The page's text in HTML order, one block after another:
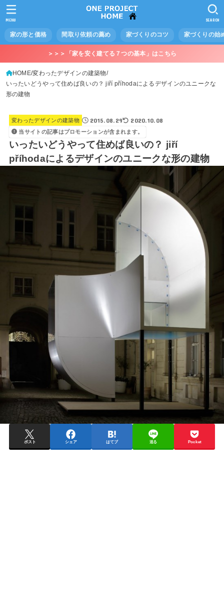
家の形と価格 間取り依頼の薦め 家づくりのコツ 家づくりの始
SEARCH
MENU
＞＞＞「家を安く建てる７つの基本」はこちら
HOME 変わったデザインの建築物
いったいどうやって住めば良いの？ jiří příhodaによるデザインのユニークな
形の建物
変わったデザインの建築物 2015.08.29 2020.10.08
当サイトの記事はプロモーションが含まれます。
いったいどうやって住めば良いの？ jiří
příhodaによるデザインのユニークな形の建物
ポスト シェア はてブ 送る Pocket